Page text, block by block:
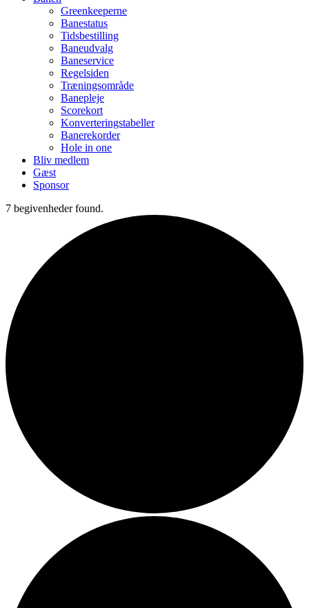
Greenkeeperne
Banestatus
Tidsbestilling
Baneudvalg
Baneservice
Regelsiden
Træningsområde
Banepleje
Scorekort
Konverteringstabeller
Banerekorder
Hole in one
Bliv medlem
Gæst
Sponsor
7 begivenheder found.